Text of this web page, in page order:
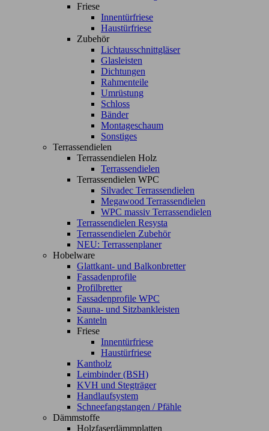
Friese
Innentürfriese
Haustürfriese
Zubehör
Lichtausschnittgläser
Glasleisten
Dichtungen
Rahmenteile
Umrüstung
Schloss
Bänder
Montageschaum
Sonstiges
Terrassendielen
Terrassendielen Holz
Terrassendielen
Terrassendielen WPC
Silvadec Terrassendielen
Megawood Terrassendielen
WPC massiv Terrassendielen
Terrassendielen Resysta
Terrassendielen Zubehör
NEU: Terrassenplaner
Hobelware
Glattkant- und Balkonbretter
Fassadenprofile
Profilbretter
Fassadenprofile WPC
Sauna- und Sitzbankleisten
Kanteln
Friese
Innentürfriese
Haustürfriese
Kantholz
Leimbinder (BSH)
KVH und Stegträger
Handlaufsystem
Schneefangstangen / Pfähle
Dämmstoffe
Holzfaserdämmplatten